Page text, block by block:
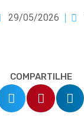
29/05/2026
COMPARTILHE